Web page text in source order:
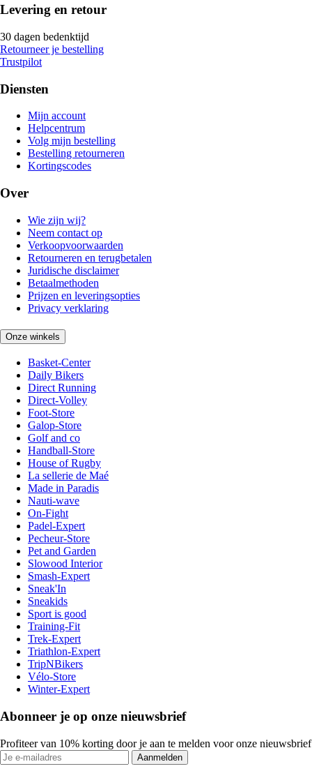
Levering en retour
30 dagen bedenktijd
Retourneer je bestelling
Trustpilot
Diensten
Mijn account
Helpcentrum
Volg mijn bestelling
Bestelling retourneren
Kortingscodes
Over
Wie zijn wij?
Neem contact op
Verkoopvoorwaarden
Retourneren en terugbetalen
Juridische disclaimer
Betaalmethoden
Prijzen en leveringsopties
Privacy verklaring
Onze winkels
Basket-Center
Daily Bikers
Direct Running
Direct-Volley
Foot-Store
Galop-Store
Golf and co
Handball-Store
House of Rugby
La sellerie de Maé
Made in Paradis
Nauti-wave
On-Fight
Padel-Expert
Pecheur-Store
Pet and Garden
Slowood Interior
Smash-Expert
Sneak'In
Sneakids
Sport is good
Training-Fit
Trek-Expert
Triathlon-Expert
TripNBikers
Vélo-Store
Winter-Expert
Abonneer je op onze nieuwsbrief
Profiteer van 10% korting door je aan te melden voor onze nieuwsbrief
Aanmelden